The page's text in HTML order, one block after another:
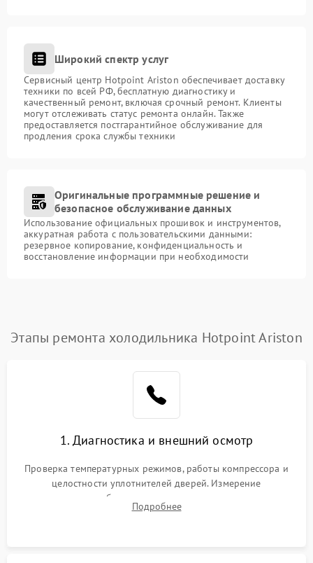
Широкий спектр услуг
Сервисный центр Hotpoint Ariston обеспечивает доставку
техники по всей РФ, бесплатную диагностику и
качественный ремонт, включая срочный ремонт. Клиенты
могут отслеживать статус ремонта онлайн. Также
предоставляется постгарантийное обслуживание для
продления срока службы техники
Оригинальные программные решение и
безопасное обслуживание данных
Использование официальных прошивок и инструментов,
аккуратная работа с пользовательскими данными:
резервное копирование, конфиденциальность и
восстановление информации при необходимости
Этапы ремонта холодильника Hotpoint Ariston
1. Диагностика и внешний осмотр
Проверка температурных режимов, работы компрессора и
целостности уплотнителей дверей. Измерение
сопротивления обмоток мотора, проверка термостата и
считывание кодов ошибок с электронного дисплея.
Подробнее